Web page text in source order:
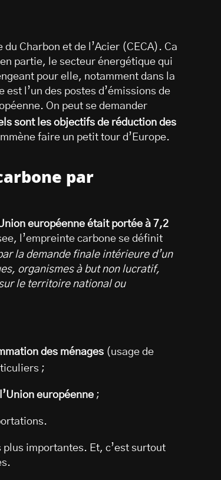
Charbon et de l’Acier (CECA). Ca
partie, le secteur énergétique qui
pour elle, notamment dans la
l’un des postes d’émissions de
On peut se demander
sont les objectifs de réduction des
faire un petit tour d’Europe.
par
européenne était portée à 7,2
l’empreinte carbone se définit
la demande finale intérieure d’un
organismes à but non lucratif,
le territoire national ou
des ménages (usage de
;
européenne ;
importantes. Et, c’est surtout